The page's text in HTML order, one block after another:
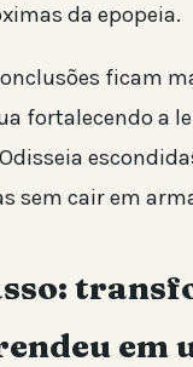
da epopeia.
ficam
fortalecendo a
sem cair em
em